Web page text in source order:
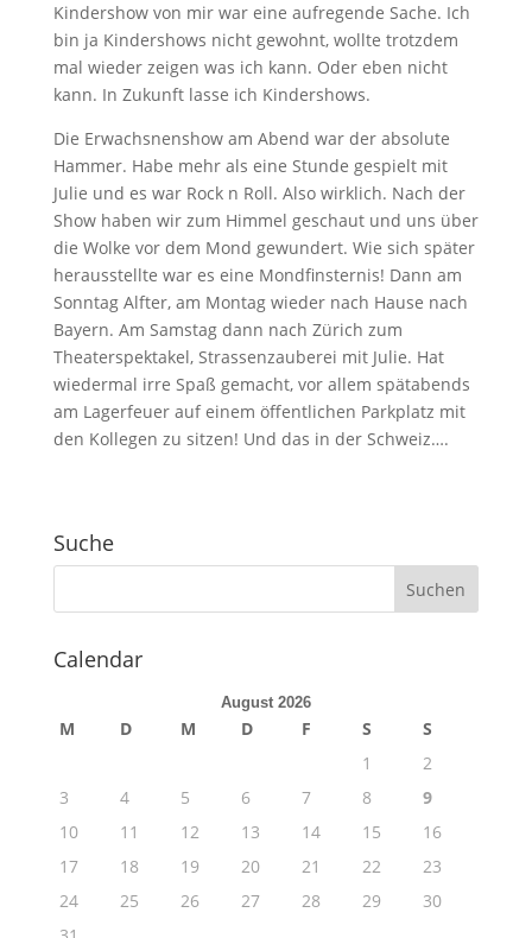
Kindershow von mir war eine aufregende Sache. Ich
bin ja Kindershows nicht gewohnt, wollte trotzdem
mal wieder zeigen was ich kann. Oder eben nicht
kann. In Zukunft lasse ich Kindershows.
Die Erwachsnenshow am Abend war der absolute
Hammer. Habe mehr als eine Stunde gespielt mit
Julie und es war Rock n Roll. Also wirklich. Nach der
Show haben wir zum Himmel geschaut und uns über
die Wolke vor dem Mond gewundert. Wie sich später
herausstellte war es eine Mondfinsternis! Dann am
Sonntag Alfter, am Montag wieder nach Hause nach
Bayern. Am Samstag dann nach Zürich zum
Theaterspektakel, Strassenzauberei mit Julie. Hat
wiedermal irre Spaß gemacht, vor allem spätabends
am Lagerfeuer auf einem öffentlichen Parkplatz mit
den Kollegen zu sitzen! Und das in der Schweiz….
Suche
Calendar
August 2026
M D M D F S
S
1
2
3
4 5 6 7 8
9
10
11 12 13 14 15
16
17
18 19 20 21 22
23
24
25 26 27 28 29
30